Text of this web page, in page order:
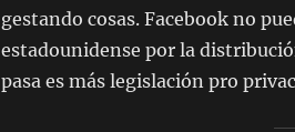
gestando cosas. Facebook no
estadounidense por la
pasa es más legislación pro